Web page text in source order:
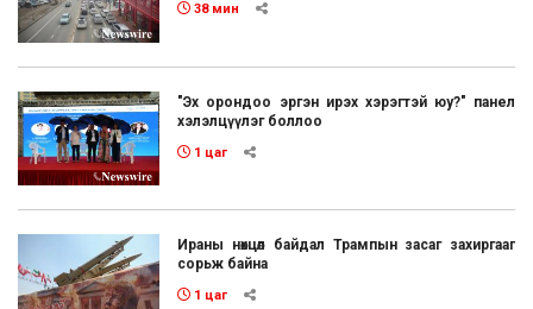
38 мин
"Эх орондоо эргэн ирэх хэрэгтэй юу?" панел
хэлэлцүүлэг боллоо
1 цаг
Ираны нөхцөл байдал Трампын засаг захиргааг
сорьж байна
1 цаг